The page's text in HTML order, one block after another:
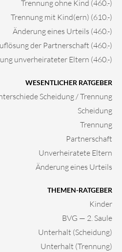
Trennung ohne Kind (460.-)
Trennung mit Kind(ern) (610.-)
Änderung eines Urteils (460.-)
der Partnerschaft (460.-)
unverheirateter Eltern (460.-)
WESENTLICHER RATGEBER
Scheidung / Trennung
Scheidung
Trennung
Partnerschaft
Unverheiratete Eltern
Änderung eines Urteils
THEMEN-RATGEBER
Kinder
BVG — 2. Saule
Unterhalt (Scheidung)
Unterhalt (Trennung)